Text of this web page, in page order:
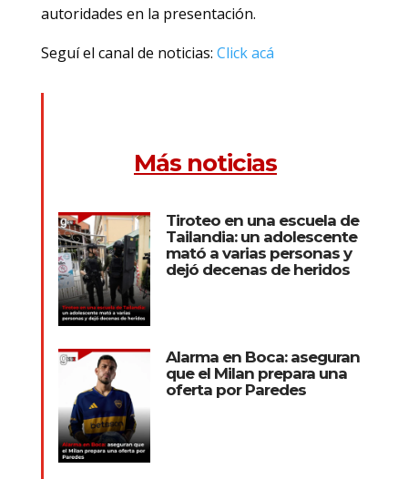
autoridades en la presentación.
Seguí el canal de noticias: Click acá
Más noticias
Tiroteo en una escuela de
Tailandia: un adolescente
mató a varias personas y
dejó decenas de heridos
Alarma en Boca: aseguran
que el Milan prepara una
oferta por Paredes